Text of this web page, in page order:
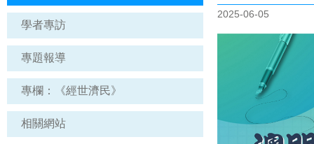
學者專訪
專題報導
專欄：《經世濟民》
相關網站
2025-06-05